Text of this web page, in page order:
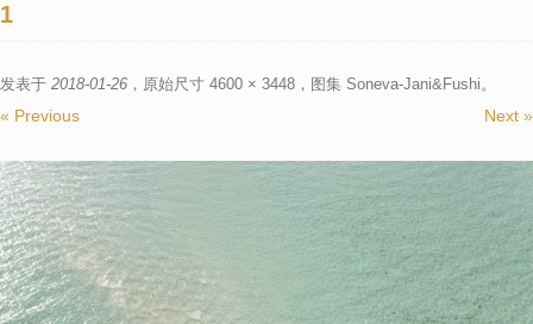
特色行程
主题游
合作伙伴
关于我们
1
发表于 2018-01-26 ，原始尺寸 4600 × 3448 ，图集 Soneva-Jani&Fushi。
« Previous Next »